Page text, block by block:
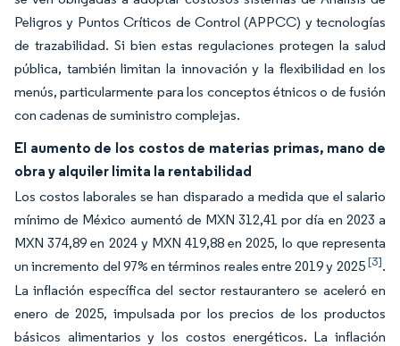
Peligros y Puntos Críticos de Control (APPCC) y tecnologías
de trazabilidad. Si bien estas regulaciones protegen la salud
pública, también limitan la innovación y la flexibilidad en los
menús, particularmente para los conceptos étnicos o de fusión
con cadenas de suministro complejas.
El aumento de los costos de materias primas, mano de
obra y alquiler limita la rentabilidad
Los costos laborales se han disparado a medida que el salario
mínimo de México aumentó de MXN 312,41 por día en 2023 a
MXN 374,89 en 2024 y MXN 419,88 en 2025, lo que representa
un incremento del 97% en términos reales entre 2019 y 2025[3].
La inflación específica del sector restaurantero se aceleró en
enero de 2025, impulsada por los precios de los productos
básicos alimentarios y los costos energéticos. La inflación